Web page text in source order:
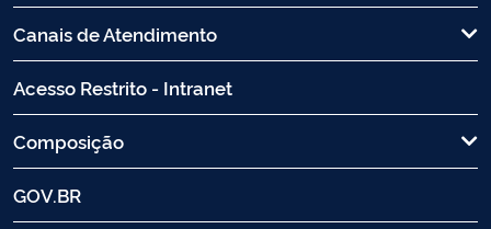
Canais de Atendimento
Acesso Restrito - Intranet
Composição
GOV.BR